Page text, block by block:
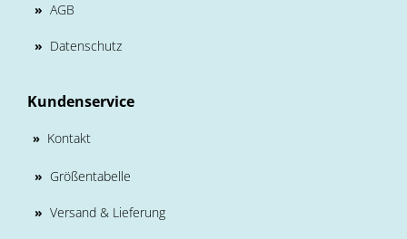
» AGB
» Datenschutz
Kundenservice
» Kontakt
» Größentabelle
» Versand & Lieferung